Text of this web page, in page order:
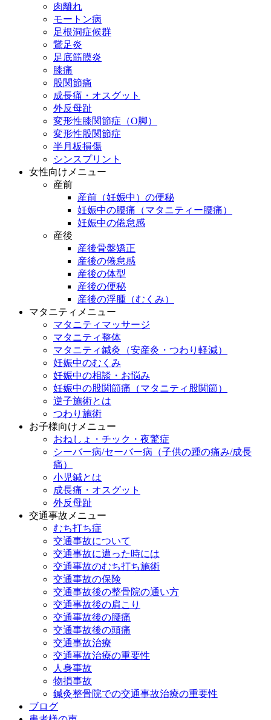
肉離れ
モートン病
足根洞症候群
鵞足炎
足底筋膜炎
膝痛
股関節痛
成長痛・オスグット
外反母趾
変形性膝関節症（O脚）
変形性股関節症
半月板損傷
シンスプリント
女性向けメニュー
産前
産前（妊娠中）の便秘
妊娠中の腰痛（マタニティー腰痛）
妊娠中の倦怠感
産後
産後骨盤矯正
産後の倦怠感
産後の体型
産後の便秘
産後の浮腫（むくみ）
マタニティメニュー
マタニティマッサージ
マタニティ整体
マタニティ鍼灸（安産灸・つわり軽減）
妊娠中のむくみ
妊娠中の相談・お悩み
妊娠中の股関節痛（マタニティ股関節）
逆子施術とは
つわり施術
お子様向けメニュー
おねしょ・チック・夜驚症
シーバー病/セーバー病（子供の踵の痛み/成長
痛）
小児鍼とは
成長痛・オスグット
外反母趾
交通事故メニュー
むち打ち症
交通事故について
交通事故に遭った時には
交通事故のむち打ち施術
交通事故の保険
交通事故後の整骨院の通い方
交通事故後の肩こり
交通事故後の腰痛
交通事故後の頭痛
交通事故治療
交通事故治療の重要性
人身事故
物損事故
鍼灸整骨院での交通事故治療の重要性
ブログ